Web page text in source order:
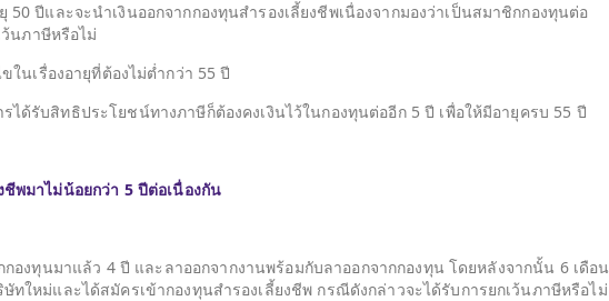
ปีและจะนำเงินออกจากกองทุนสำรองเลี้ยงชีพเนื่องจากมองว่าเป็นสมาชิกกองทุนต่อ
นภาษีหรือไม่
ขในเรื่องอายุที่ต้องไม่ต่ำกว่า 55 ปี
ด้รับสิทธิประโยชน์ทางภาษีก็ต้องคงเงินไว้ในกองทุนต่ออีก 5 ปี เพื่อให้มีอายุครบ 55 ปี
พมาไม่น้อยกว่า 5 ปีต่อเนื่องกัน
องทุนมาแล้ว 4 ปี และลาออกจากงานพร้อมกับลาออกจากกองทุน โดยหลังจากนั้น 6 เดือน
ทใหม่และได้สมัครเข้ากองทุนสำรองเลี้ยงชีพ กรณีดังกล่าวจะได้รับการยกเว้นภาษีหรือไม่